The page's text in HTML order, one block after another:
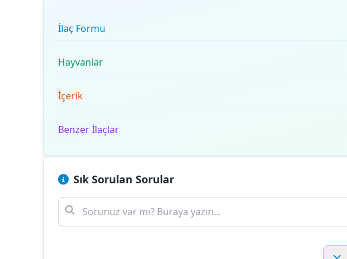
İlaç Formu
Hayvanlar
İçerik
Benzer İlaçlar
Sık Sorulan Sorular